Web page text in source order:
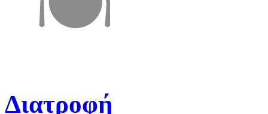
Διατροφή